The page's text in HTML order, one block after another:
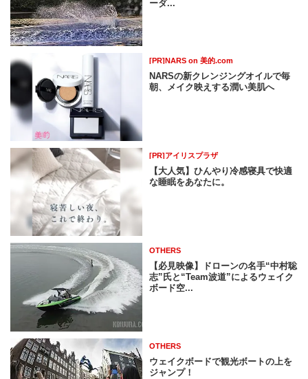
ーダ...
[PR]NARS on 美的.com
NARSの新クレンジングオイルで毎
朝、メイク映えする潤い美肌へ
[PR]アイリスプラザ
【大人気】ひんやり冷感寝具で快適
な睡眠をあなたに。
OTHERS
【必見映像】ドローンの名手“中村聡
志”氏と“Team波道”によるウェイク
ボード空...
OTHERS
ウェイクボードで観光ボートの上を
ジャンプ！